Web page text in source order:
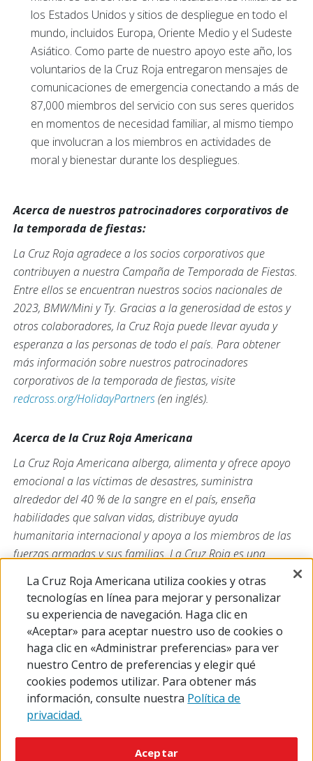
los Estados Unidos y sitios de despliegue en todo el
mundo, incluidos Europa, Oriente Medio y el Sudeste
Asiático. Como parte de nuestro apoyo este año, los
voluntarios de la Cruz Roja entregaron mensajes de
comunicaciones de emergencia conectando a más de
87,000 miembros del servicio con sus seres queridos
en momentos de necesidad familiar, al mismo tiempo
que involucran a los miembros en actividades de
moral y bienestar durante los despliegues.
Acerca de nuestros patrocinadores corporativos de
la temporada de fiestas:
La Cruz Roja agradece a los socios corporativos que
contribuyen a nuestra Campaña de Temporada de Fiestas.
Entre ellos se encuentran nuestros socios nacionales de
2023, BMW/Mini y Ty. Gracias a la generosidad de estos y
otros colaboradores, la Cruz Roja puede llevar ayuda y
esperanza a las personas de todo el país. Para obtener
más información sobre nuestros patrocinadores
corporativos de la temporada de fiestas, visite
redcross.org/HolidayPartners(en inglés).
Acerca de la Cruz Roja Americana
La Cruz Roja Americana alberga, alimenta y ofrece apoyo
emocional a las víctimas de desastres, suministra
alrededor del 40 % de la sangre en el país, enseña
habilidades que salvan vidas, distribuye ayuda
humanitaria internacional y apoya a los miembros de las
fuerzas armadas y sus familias. La Cruz Roja es una
voluntarios y de la generosidad del pueblo estadounidense
para cumplir su misión. Para obtener más información,
visiteredcross.orgoCruzRojaAmericana.org, o síganos en
las redes sociales.
La Cruz Roja Americana utiliza cookies y otras
tecnologías en línea para mejorar y personalizar
su experiencia de navegación. Haga clic en
«Aceptar» para aceptar nuestro uso de cookies o
haga clic en «Administrar preferencias» para ver
nuestro Centro de preferencias y elegir qué
cookies podemos utilizar. Para obtener más
información, consulte nuestra Política de
privacidad.
Aceptar